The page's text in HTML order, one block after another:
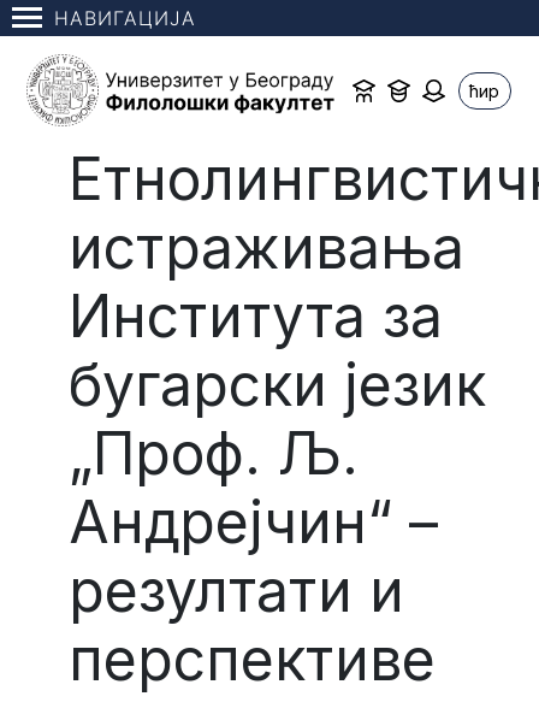
НАВИГАЦИЈА
ћир
истраживања
Института за
бугарски језик
„Проф. Љ.
Андрејчин“ –
резултати и
перспективе